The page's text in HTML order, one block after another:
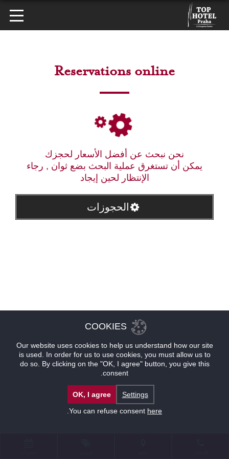
Reservations online
نحن نبحث عن أفضل الأسعار لحجزك
يمكن أن تستغرق عملية البحث بضع ثوان , رجاء
الإنتظار لحين إيجاد
الحجوزات
COOKIES
Our website uses cookies to help us understand how our site
is used. In order for us to use cookies, you must allow us to
do so. By clicking on the "OK, I agree" button, you give this
consent.
Settings
OK, I agree
You can refuse consent here
.